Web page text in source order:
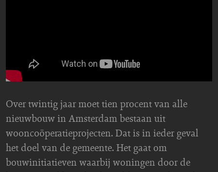
Over twintig jaar moet tien procent van alle
nieuwbouw in Amsterdam bestaan uit
wooncoöperatieprojecten. Dat is in ieder geval
het doel van de gemeente. Het gaat om
bouwinitiatieven waarbij woningen door de